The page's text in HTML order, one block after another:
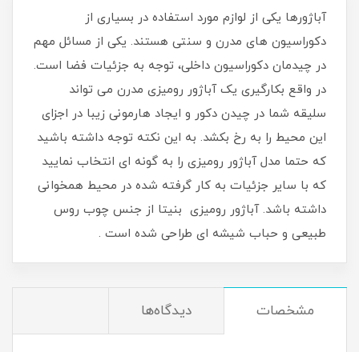
آباژورها یکی از لوازم مورد استفاده در بسیاری از
دکوراسیون های مدرن و سنتی هستند. یکی از مسائل مهم
در چیدمان دکوراسیون داخلی، توجه به جزئیات فضا است.
در واقع بکارگیری یک آباژور رومیزی مدرن می تواند
سلیقه شما در چیدن دکور و ایجاد هارمونی زیبا در اجزای
این محیط را به رخ بکشد. به این نکته توجه داشته باشید
که حتما مدل آباژور رومیزی را به گونه ای انتخاب نمایید
که با سایر جزئیات به کار گرفته شده در محیط همخوانی
داشته باشد. آباژور رومیزی بنیتا از جنس چوب روس
طبیعی و حباب شیشه ای طراحی شده است .
مشخصات دیدگاه‌ها